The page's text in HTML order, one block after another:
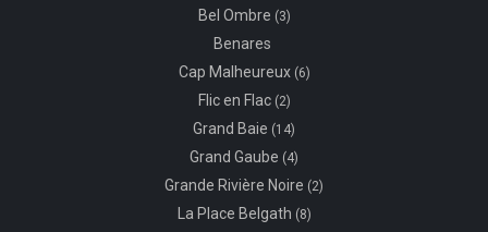
Bel Ombre (3)
Benares
Cap Malheureux (6)
Flic en Flac (2)
Grand Baie (14)
Grand Gaube (4)
Grande Rivière Noire (2)
La Place Belgath (8)